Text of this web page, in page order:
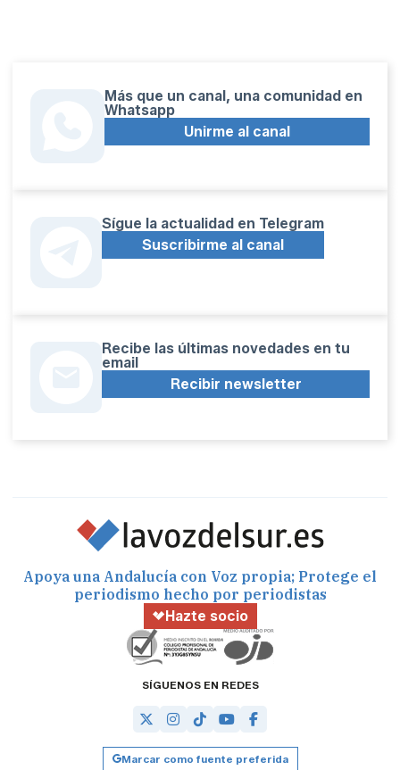
Más que un canal, una comunidad en
Whatsapp
Unirme al canal
Sígue la actualidad en Telegram
Suscribirme al canal
Recibe las últimas novedades en tu
email
Recibir newsletter
Apoya una Andalucía con Voz propia; Protege el
periodismo hecho por periodistas
Hazte socio
SÍGUENOS EN REDES
Marcar como fuente preferida